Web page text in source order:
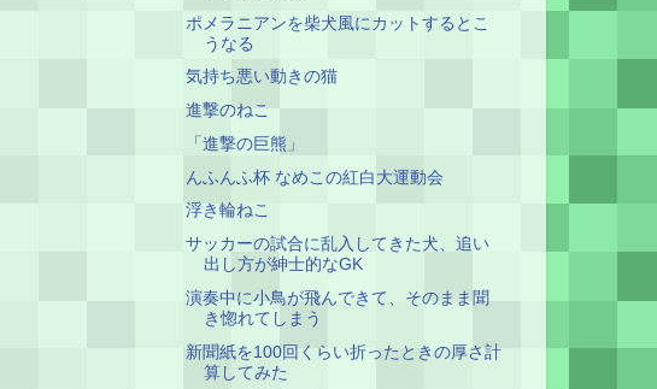
ポメラニアンを柴犬風にカットするとこ
うなる
気持ち悪い動きの猫
進撃のねこ
「進撃の巨熊」
んふんふ杯 なめこの紅白大運動会
浮き輪ねこ
サッカーの試合に乱入してきた犬、追い
出し方が紳士的なGK
演奏中に小鳥が飛んできて、そのまま聞
き惚れてしまう
新聞紙を100回くらい折ったときの厚さ計
算してみた